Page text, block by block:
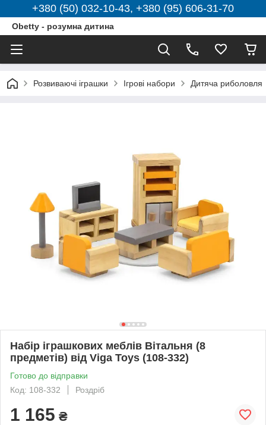
+380 (50) 032-10-43, +380 (95) 606-31-70
Obetty - розумна дитина
Розвиваючі іграшки Ігрові набори Дитяча риболовля
Набір іграшкових меблів Вітальня (8
предметів) від Viga Toys (108-332)
Готово до відправки
Код: 108-332
Роздріб
1 165 ₴